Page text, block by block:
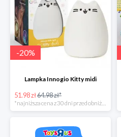
-20%
Lampka Innogio Kitty midi
51.98 zł64.98 zł*